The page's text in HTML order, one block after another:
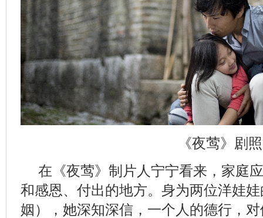
《夜莺》剧照
在《夜莺》制片人宁宁看来，家庭
和感恩、付出的地方。身为两位洋娃
姻），她深知深信，一个人的德行，